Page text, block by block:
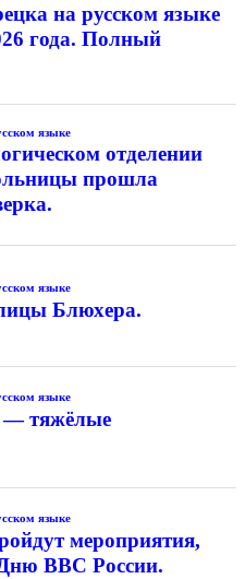
на русском языке
года. Полный
языке
отделении
прошла
языке
Блюхера.
языке
— тяжёлые
языке
мероприятия,
ВВС России.